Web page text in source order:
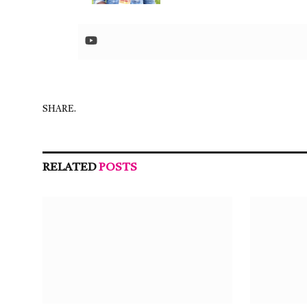
SHARE.
RELATEDPOSTS